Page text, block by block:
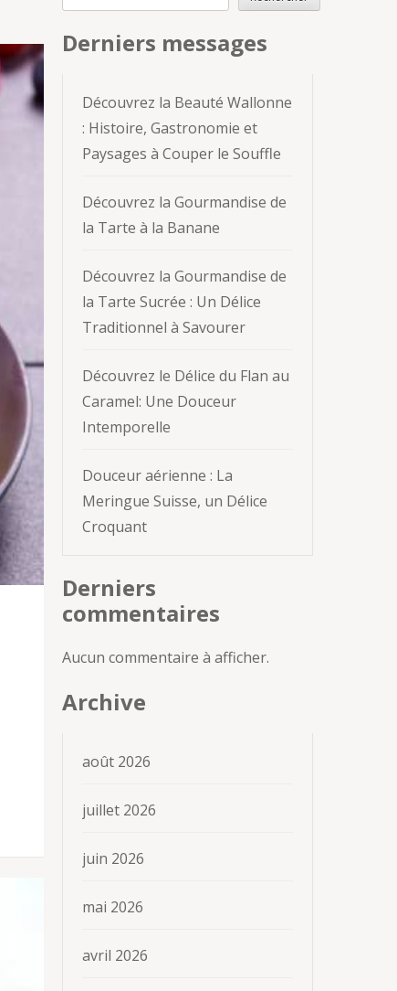
Derniers messages
Découvrez la Beauté Wallonne
: Histoire, Gastronomie et
Paysages à Couper le Souffle
Découvrez la Gourmandise de
la Tarte à la Banane
Découvrez la Gourmandise de
la Tarte Sucrée : Un Délice
Traditionnel à Savourer
Découvrez le Délice du Flan au
Caramel: Une Douceur
Intemporelle
Douceur aérienne : La
Meringue Suisse, un Délice
Croquant
Derniers
commentaires
Aucun commentaire à afficher.
Archive
août 2026
juillet 2026
juin 2026
mai 2026
avril 2026